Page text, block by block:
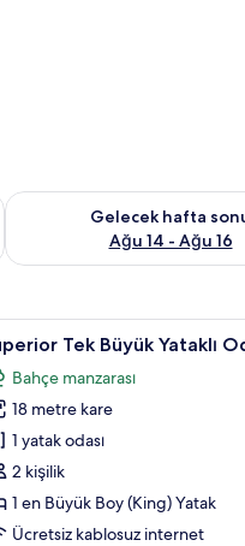
7 - Ağu 9
Gelecek hafta
Ağu 14 - Ağu 16
Önümüzdeki hafta sonu
2 Tek Büyük Yataklı
Bahçe manzarası
18 metre kare
1 yatak odası
2 kişilik
1 en Büyük Boy (King) Yatak
Ücretsiz kablosuz internet